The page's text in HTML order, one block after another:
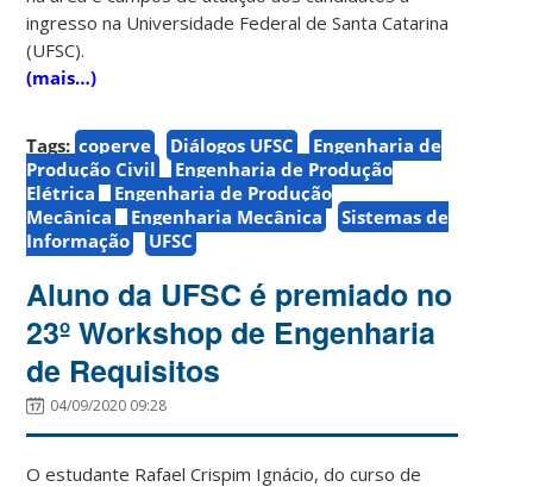
ingresso na Universidade Federal de Santa Catarina
(UFSC).
(mais…)
Tags: coperve Diálogos UFSC
Engenharia de
Produção Civil
Engenharia de Produção
Elétrica
Engenharia de Produção
Mecânica
Engenharia Mecânica
Sistemas de
Informação
UFSC
Aluno da UFSC é premiado no
23º Workshop de Engenharia
de Requisitos
04/09/2020 09:28
O estudante Rafael Crispim Ignácio, do curso de